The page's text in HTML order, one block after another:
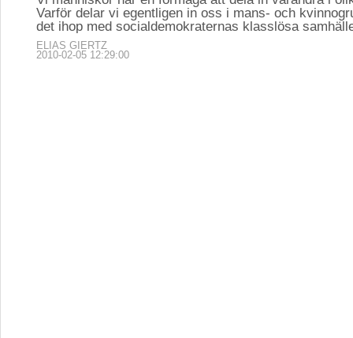
Varför delar vi egentligen in oss i mans- och
det ihop med socialdemokraternas klasslösa
ELIAS GIERTZ
2010-02-05 12:29:00